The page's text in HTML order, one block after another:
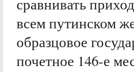
сравнивать
всем путинском
образцовое
почетное 146-е